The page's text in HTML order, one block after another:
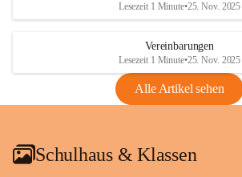
Lesezeit 1 Minute•25. Nov. 2025
Vereinbarungen
Lesezeit 1 Minute•25. Nov. 2025
Alle Artikel sehen
Schulhaus & Klassen